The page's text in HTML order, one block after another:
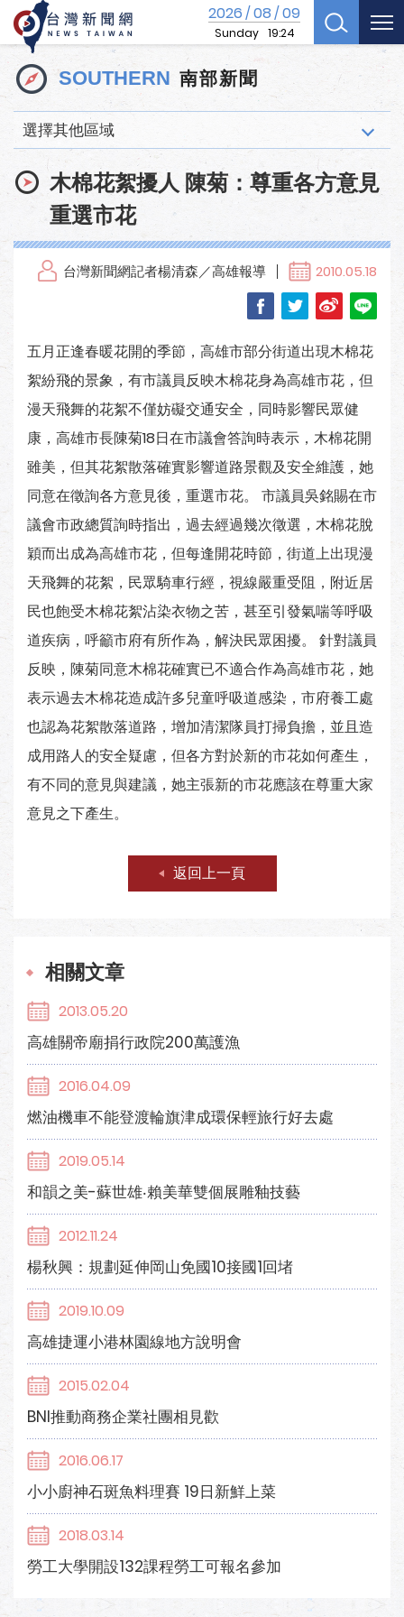
2026/08/09
Sunday 19:24
SOUTHERN 南部新聞
選擇其他區域
木棉花絮擾人 陳菊：尊重各方意見
重選市花
台灣新聞網記者楊清森／高雄報導 2010.05.18
五月正逢春暖花開的季節，高雄市部分街道出現木棉花
絮紛飛的景象，有市議員反映木棉花身為高雄市花，但
漫天飛舞的花絮不僅妨礙交通安全，同時影響民眾健
康，高雄市長陳菊18日在市議會答詢時表示，木棉花開
雖美，但其花絮散落確實影響道路景觀及安全維護，她
同意在徵詢各方意見後，重選市花。 市議員吳銘賜在市
議會市政總質詢時指出，過去經過幾次徵選，木棉花脫
穎而出成為高雄市花，但每逢開花時節，街道上出現漫
天飛舞的花絮，民眾騎車行經，視線嚴重受阻，附近居
民也飽受木棉花絮沾染衣物之苦，甚至引發氣喘等呼吸
道疾病，呼籲市府有所作為，解決民眾困擾。 針對議員
反映，陳菊同意木棉花確實已不適合作為高雄市花，她
表示過去木棉花造成許多兒童呼吸道感染，市府養工處
也認為花絮散落道路，增加清潔隊員打掃負擔，並且造
成用路人的安全疑慮，但各方對於新的市花如何產生，
有不同的意見與建議，她主張新的市花應該在尊重大家
意見之下產生。
返回上一頁
相關文章
2013.05.20
高雄關帝廟捐行政院200萬護漁
2016.04.09
燃油機車不能登渡輪旗津成環保輕旅行好去處
2019.05.14
和韻之美-蘇世雄‧賴美華雙個展雕釉技藝
2012.11.24
楊秋興：規劃延伸岡山免國10接國1回堵
2019.10.09
高雄捷運小港林園線地方說明會
2015.02.04
BNI推動商務企業社團相見歡
2016.06.17
小小廚神石斑魚料理賽 19日新鮮上菜
2018.03.14
勞工大學開設132課程勞工可報名參加